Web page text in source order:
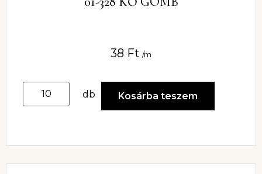
38 Ft /m
db Kosárba teszem